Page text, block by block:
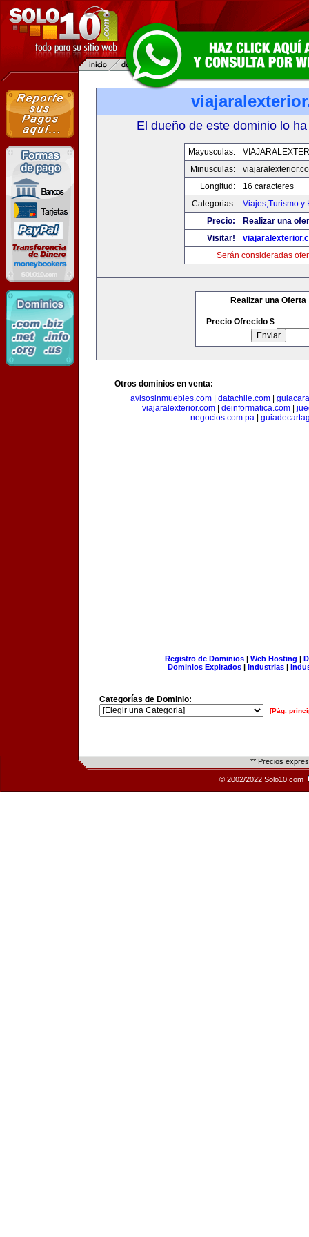
El dueño de este dominio lo
Mayusculas:
Minusculas:
Longitud:
16 caracteres
Categorias:
Viajes,Turismo y
Precio:
Realizar una
Visitar!
Serán consideradas
Realizar una Oferta
Precio Ofrecido $
Otros dominios en venta:
avisosinmuebles.com
datachile.com
viajaralexterior.com| deinformatica.com|
negocios.com.pa|
Registro de Dominios| Web Hosting |
Dominios Expirados | Industrias |
Categorías de Dominio:
[Pág.
** Precios
© 2002/2022 Solo10.com